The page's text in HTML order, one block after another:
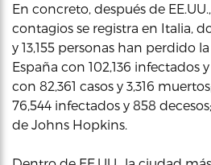
En concreto, después de
contagios se registra en Italia,
y 13,155 personas han perdido
España con 102,136 infectados
con 82,361 casos y 3,316
76,544 infectados y 858
de Johns Hopkins.